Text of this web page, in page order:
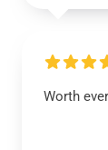
Worth